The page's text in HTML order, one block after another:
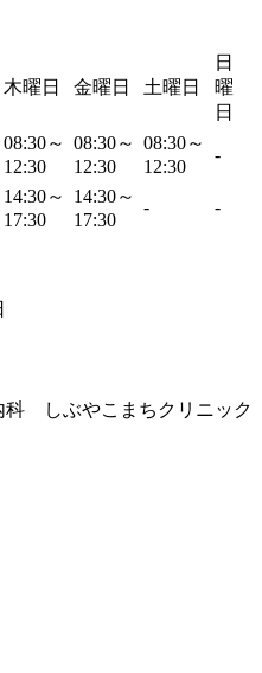
木曜日 金曜日 土曜日
日
曜
日
08:30～
12:30
08:30～
12:30
08:30～
12:30
-
14:30～
17:30
14:30～
17:30
- -
科 しぶやこまちクリニック